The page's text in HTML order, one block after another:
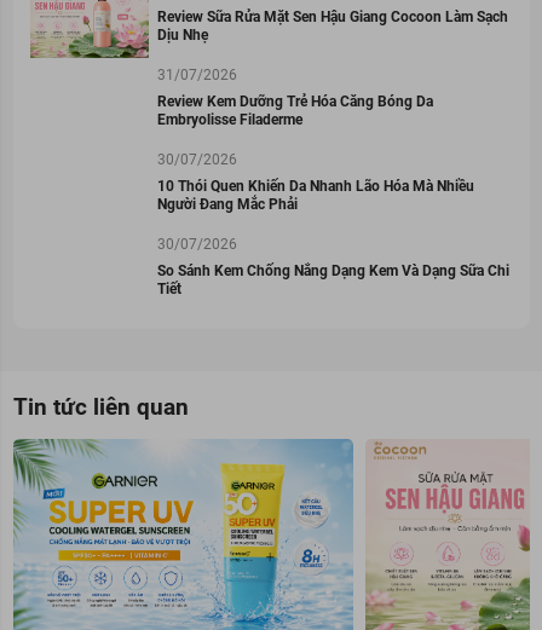
Review Sữa Rửa Mặt Sen Hậu Giang Cocoon Làm Sạch
Dịu Nhẹ
31/07/2026
Review Kem Dưỡng Trẻ Hóa Căng Bóng Da
Embryolisse Filaderme
30/07/2026
10 Thói Quen Khiến Da Nhanh Lão Hóa Mà Nhiều
Người Đang Mắc Phải
30/07/2026
So Sánh Kem Chống Nắng Dạng Kem Và Dạng Sữa Chi
Tiết
Tin tức liên quan